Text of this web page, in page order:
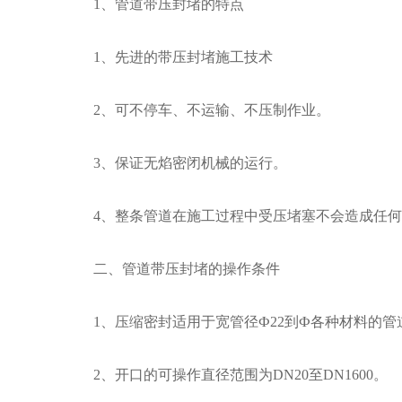
1、管道带压封堵的特点
1、先进的带压封堵施工技术
2、可不停车、不运输、不压制作业。
3、保证无焰密闭机械的运行。
4、整条管道在施工过程中受压堵塞不会造成任
二、管道带压封堵的操作条件
1、压缩密封适用于宽管径Ф22到Ф各种材料的管道
2、开口的可操作直径范围为DN20至DN1600。